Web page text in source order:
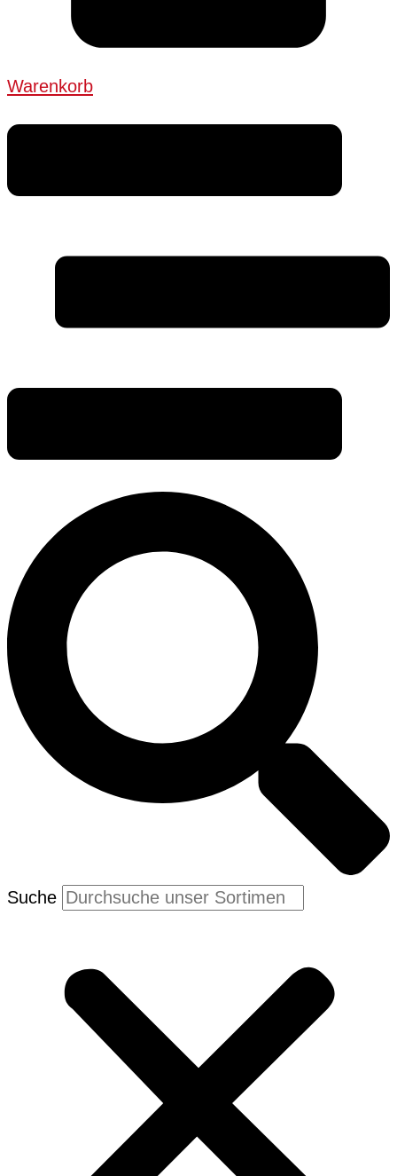
Warenkorb
Suche